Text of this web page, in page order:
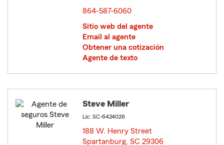
864-587-6060
Sitio web del agente
Email al agente
Obtener una cotización
Agente de texto
Steve Miller
Lic: SC-6424026
188 W. Henry Street
Spartanburg, SC 29306